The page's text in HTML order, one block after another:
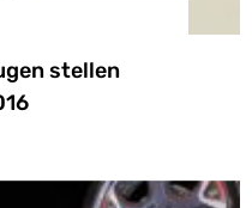
stellen